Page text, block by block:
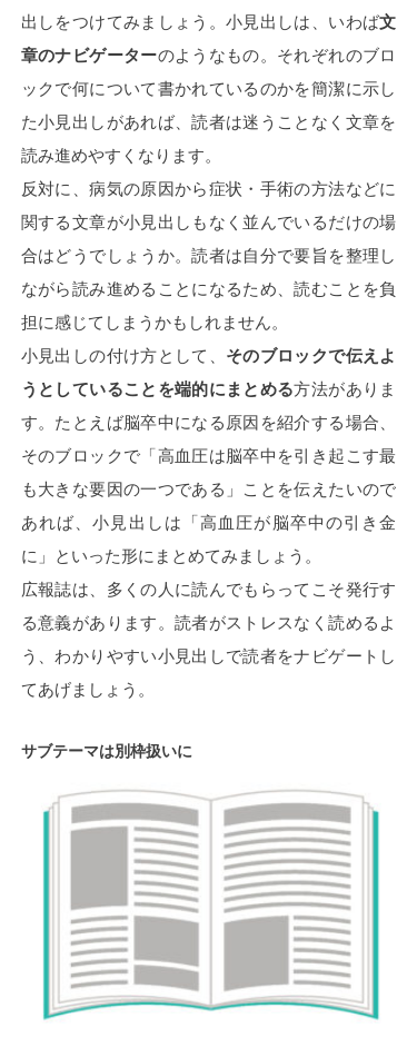
出しをつけてみましょう。小見出しは、いわば文
章のナビゲーターのようなもの。それぞれのブロ
ックで何について書かれているのかを簡潔に示し
た小見出しがあれば、読者は迷うことなく文章を
読み進めやすくなります。
反対に、病気の原因から症状・手術の方法などに
関する文章が小見出しもなく並んでいるだけの場
合はどうでしょうか。読者は自分で要旨を整理し
ながら読み進めることになるため、読むことを負
担に感じてしまうかもしれません。
小見出しの付け方として、 そのブロックで伝えよ
うとしていることを端的にまとめる方法がありま
す。たとえば脳卒中になる原因を紹介する場合、
そのブロックで「高血圧は脳卒中を引き起こす最
も大きな要因の一つである」ことを伝えたいので
あれば、小見出しは「高血圧が脳卒中の引き金
に」といった形にまとめてみましょう。
広報誌は、多くの人に読んでもらってこそ発行す
る意義があります。読者がストレスなく読めるよ
う、わかりやすい小見出しで読者をナビゲートし
てあげましょう。
サブテーマは別枠扱いに